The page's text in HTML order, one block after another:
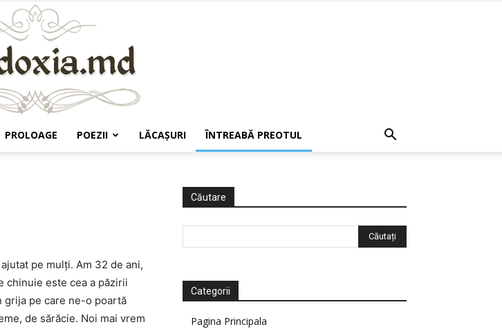
PROLOAGE POEZII LĂCAŞURI ÎNTREABĂ PREOTUL
pe mulți. Am 32 de ani,
chinuie este cea a păzirii
grija pe care ne-o poartă
de sărăcie. Noi mai vrem
Căutare
Categorii
Pagina Principala